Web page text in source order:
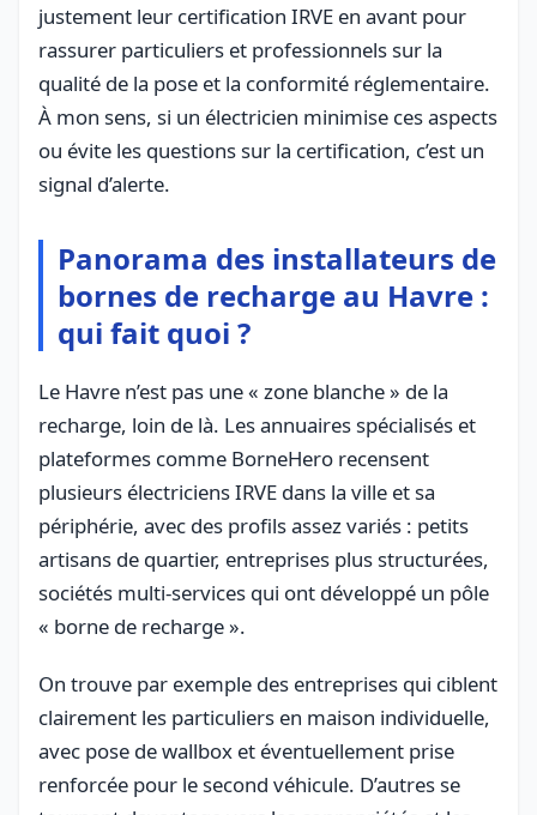
justement leur certification IRVE en avant pour
rassurer particuliers et professionnels sur la
qualité de la pose et la conformité réglementaire.
À mon sens, si un électricien minimise ces aspects
ou évite les questions sur la certification, c’est un
signal d’alerte.
Panorama des installateurs de
bornes de recharge au Havre :
qui fait quoi ?
Le Havre n’est pas une « zone blanche » de la
recharge, loin de là. Les annuaires spécialisés et
plateformes comme BorneHero recensent
plusieurs électriciens IRVE dans la ville et sa
périphérie, avec des profils assez variés : petits
artisans de quartier, entreprises plus structurées,
sociétés multi-services qui ont développé un pôle
« borne de recharge ».
On trouve par exemple des entreprises qui ciblent
clairement les particuliers en maison individuelle,
avec pose de wallbox et éventuellement prise
renforcée pour le second véhicule. D’autres se